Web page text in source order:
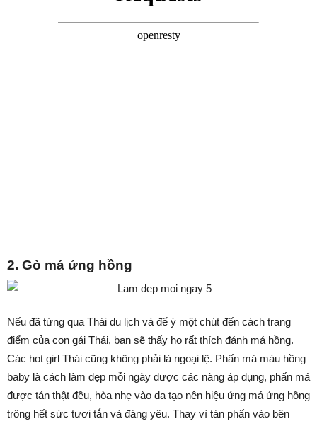
2. Gò má ửng hồng
Nếu đã từng qua Thái du lịch và để ý một chút đến cách trang
điểm của con gái Thái, bạn sẽ thấy họ rất thích đánh má hồng.
Các hot girl Thái cũng không phải là ngoại lệ. Phấn má màu hồng
baby là cách làm đẹp mỗi ngày được các nàng áp dụng, phấn má
được tán thật đều, hòa nhẹ vào da tạo nên hiệu ứng má ửng hồng
trông hết sức tươi tắn và đáng yêu. Thay vì tán phấn vào bên